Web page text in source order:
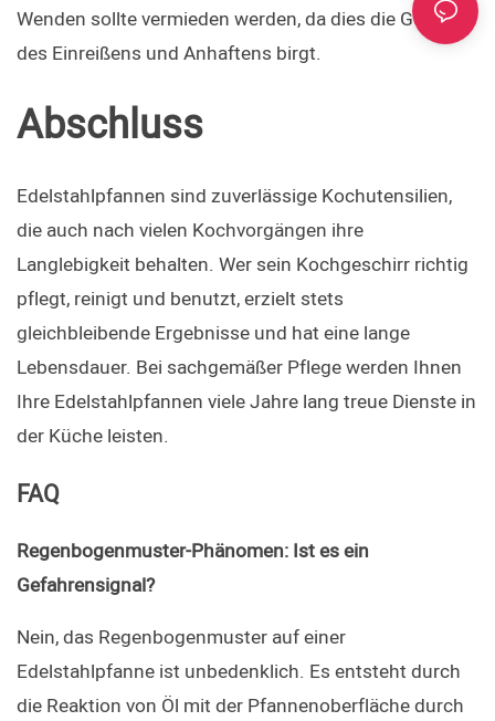
Wenden sollte vermieden werden, da dies die Gefahr
des Einreißens und Anhaftens birgt.
Abschluss
Edelstahlpfannen sind zuverlässige Kochutensilien,
die auch nach vielen Kochvorgängen ihre
Langlebigkeit behalten. Wer sein Kochgeschirr richtig
pflegt, reinigt und benutzt, erzielt stets
gleichbleibende Ergebnisse und hat eine lange
Lebensdauer. Bei sachgemäßer Pflege werden Ihnen
Ihre Edelstahlpfannen viele Jahre lang treue Dienste in
der Küche leisten.
FAQ
Regenbogenmuster-Phänomen: Ist es ein
Gefahrensignal?
Nein, das Regenbogenmuster auf einer
Edelstahlpfanne ist unbedenklich. Es entsteht durch
die Reaktion von Öl mit der Pfannenoberfläche durch